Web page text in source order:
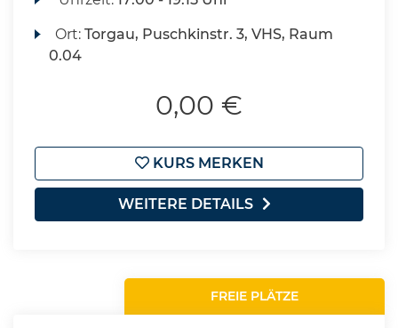
Ort:Torgau, Puschkinstr. 3, VHS, Raum
0.04
0,00 €
KURS MERKEN
WEITERE DETAILS
FREIE PLÄTZE